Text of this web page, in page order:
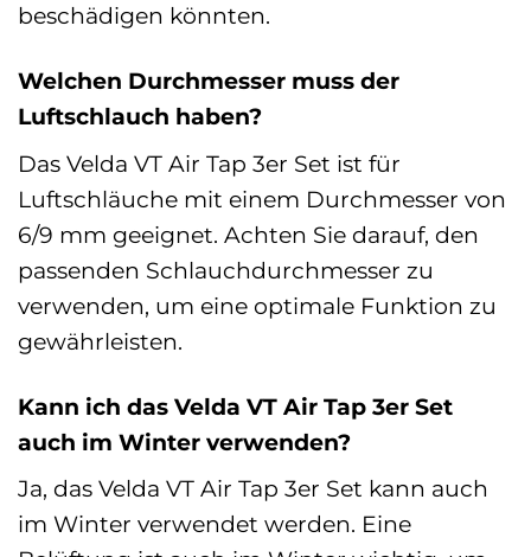
beschädigen könnten.
Welchen Durchmesser muss der
Luftschlauch haben?
Das Velda VT Air Tap 3er Set ist für
Luftschläuche mit einem Durchmesser von
6/9 mm geeignet. Achten Sie darauf, den
passenden Schlauchdurchmesser zu
verwenden, um eine optimale Funktion zu
gewährleisten.
Kann ich das Velda VT Air Tap 3er Set
auch im Winter verwenden?
Ja, das Velda VT Air Tap 3er Set kann auch
im Winter verwendet werden. Eine